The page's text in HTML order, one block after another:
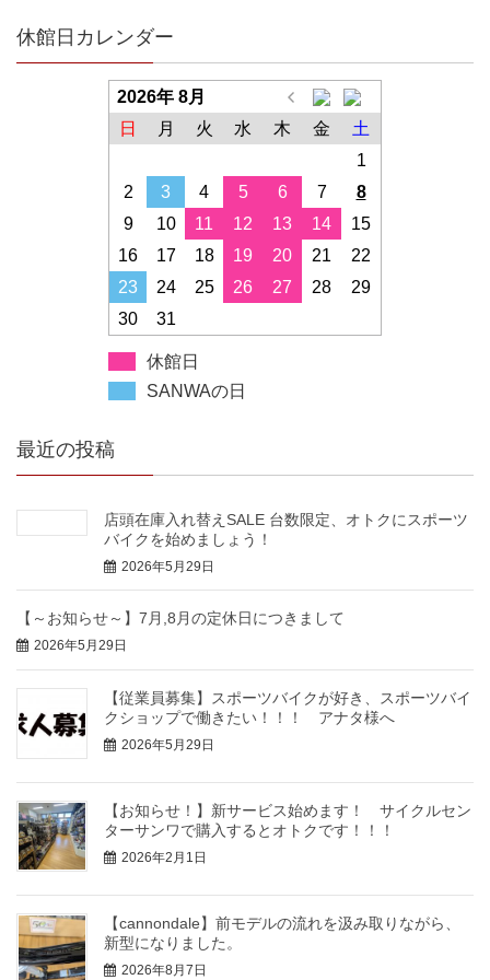
休館日カレンダー
2026年 8月
日
月 火 水 木 金
土
1
2
3 4 5 6 7
8
9
10 11 12 13 14
15
16
17 18 19 20 21
22
23
24 25 26 27 28
29
30
31
休館日
SANWAの日
最近の投稿
店頭在庫入れ替えSALE 台数限定、オトクにスポーツ
バイクを始めましょう！
2026年5月29日
【～お知らせ～】7月,8月の定休日につきまして
2026年5月29日
【従業員募集】スポーツバイクが好き、スポーツバイ
クショップで働きたい！！！ アナタ様へ
2026年5月29日
【お知らせ！】新サービス始めます！ サイクルセン
ターサンワで購入するとオトクです！！！
2026年2月1日
【cannondale】前モデルの流れを汲み取りながら、
新型になりました。
2026年8月7日